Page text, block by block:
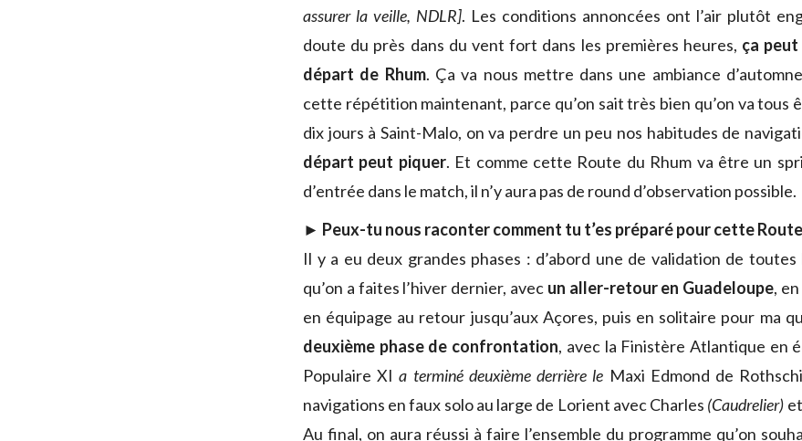
assurer la veille, NDLR]. Les conditions annoncées ont l’air plutôt
doute du près dans du vent fort dans les premières heures, ça
départ de Rhum. Ça va nous mettre dans une ambiance
cette répétition maintenant, parce qu’on sait très bien qu’on va tous
dix jours à Saint-Malo, on va perdre un peu nos habitudes de
départ peut piquer. Et comme cette Route du Rhum va être un
d’entrée dans le match, il n’y aura pas de round d’observation possible.
► Peux-tu nous raconter comment tu t’es préparé pour cette Route
Il y a eu deux grandes phases : d’abord une de validation de
qu’on a faites l’hiver dernier, avec un aller-retour en Guadeloupe,
en équipage au retour jusqu’aux Açores, puis en solitaire pour ma
deuxième phase de confrontation, avec la Finistère Atlantique en
Populaire XI a terminé deuxième derrière le Maxi Edmond de
navigations en faux solo au large de Lorient avec Charles (Caudrelier)
Au final, on aura réussi à faire l’ensemble du programme qu’on